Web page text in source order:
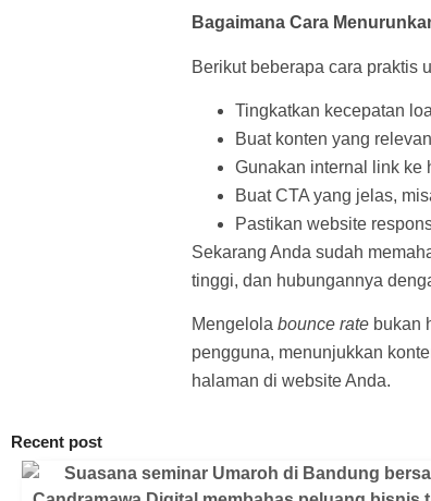
Bagaimana Cara
Berikut beberapa cara praktis
Tingkatkan kecepatan
Buat konten yang
Gunakan internal link ke
Buat CTA yang jelas,
Pastikan website
Sekarang Anda sudah
tinggi, dan hubungannya
Mengelola bounce ratebukan
pengguna, menunjukkan
halaman di website Anda.
Recent post